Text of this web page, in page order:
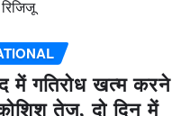
में गतिरोध खत्म करने
तेज, दो दिन में